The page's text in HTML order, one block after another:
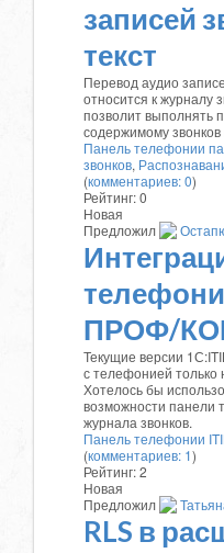
записей
текст
Перевод аудио
относится к журналу
позволит выполнять
содержимому звонков
Панель телефонии
звонков,
(комментариев: 0)
Рейтинг:0
Новая
Предложил
ПРОФ/
Текущие версии
с телефонией
Хотелось бы
возможности панели
журнала звонков.
Панель телефонии ITIL
(комментариев: 1)
Рейтинг:2
Новая
Предложил
RLS в